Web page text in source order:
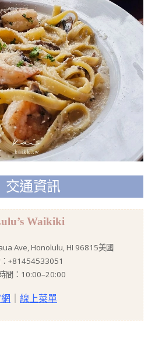
交通資訊
Waikiki
Ave, Honolulu, HI 96815美國
+81454533051
間：10:00–20:00
｜ 線上菜單